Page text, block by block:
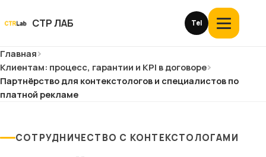
СТР ЛАБ Tel
Открыть
меню
Услуги и цены
О компании
Главная
Клиентам: процесс, гарантии и KPI в договоре
Партнёрство для контекстологов и специалистов по
платной рекламе
СОТРУДНИЧЕСТВО С КОНТЕКСТОЛОГАМИ